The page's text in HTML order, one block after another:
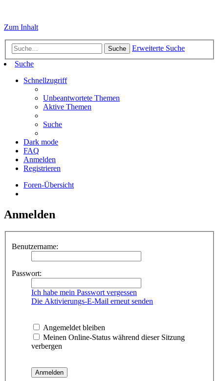
Zum Inhalt
Suche
Erweiterte Suche
Suche
Schnellzugriff
Unbeantwortete Themen
Aktive Themen
Suche
Dark mode
FAQ
Anmelden
Registrieren
Foren-Übersicht
Anmelden
Benutzername:
Passwort:
Ich habe mein Passwort vergessen
Die Aktivierungs-E-Mail erneut senden
Angemeldet bleiben
Meinen Online-Status während dieser Sitzung
verbergen